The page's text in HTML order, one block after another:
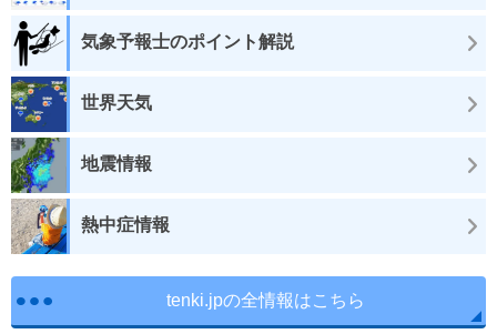
気象予報士のポイント解説
世界天気
地震情報
熱中症情報
tenki.jpの全情報はこちら